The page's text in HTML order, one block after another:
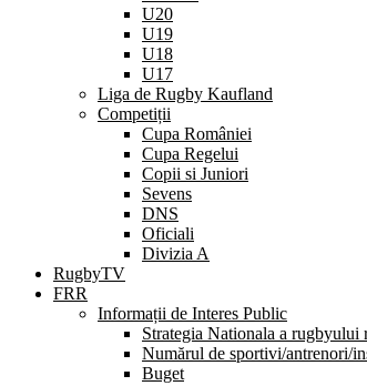
U20
U19
U18
U17
Liga de Rugby Kaufland
Competiții
Cupa României
Cupa Regelui
Copii si Juniori
Sevens
DNS
Oficiali
Divizia A
RugbyTV
FRR
Informații de Interes Public
Strategia Nationala a rugbyului
Numărul de sportivi/antrenori/
Buget